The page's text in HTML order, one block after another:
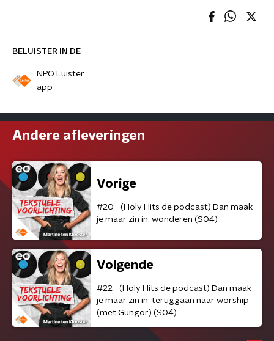
BELUISTER IN DE
NPO Luister
app
Andere afleveringen
Vorige
#20 - (Holy Hits de podcast) Dan maak
je maar zin in: wonderen (S04)
Volgende
#22 - (Holy Hits de podcast) Dan maak
je maar zin in: teruggaan naar worship
(met Gungor) (S04)